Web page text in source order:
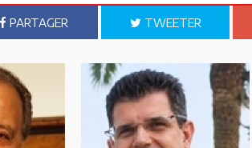
maîtrise des prix, compression de
absolues. Le financement et la création
Les prévisions de croissance pour
en 2022, selon les estimations de la Banque
PARTAGER TWEETER